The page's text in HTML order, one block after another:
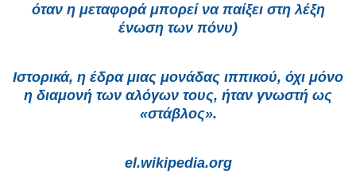
όταν η μεταφορά μπορεί να παίξει στη λέξη
ένωση των πόνυ)
Ιστορικά, η έδρα μιας μονάδας ιππικού, όχι μόνο
η διαμονή των αλόγων τους, ήταν γνωστή ως
«στάβλος».
el.wikipedia.org